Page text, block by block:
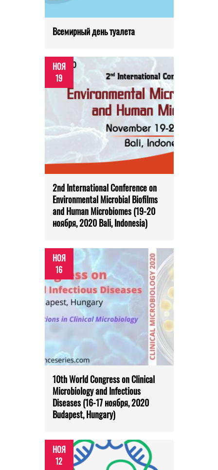
Всемирный день туалета
НОЯ
19
2nd International Conference on
Environmental Microbial Biofilms
and Human Microbiomes (19-20
ноября, 2020 Bali, Indonesia)
НОЯ
16
10th World Congress on Clinical
Microbiology and Infectious
Diseases (16-17 ноября, 2020
Budapest, Hungary)
НОЯ
12